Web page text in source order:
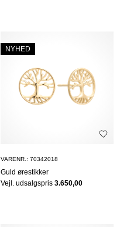
NYHED
VARENR.: 70342018
Guld ørestikker
Vejl. udsalgspris3.650,00